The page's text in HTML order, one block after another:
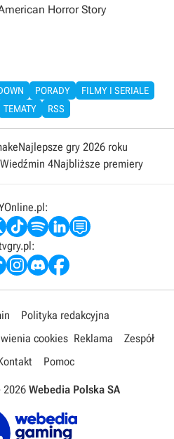
Horror Story
PORADY
FILMY I SERIALE
TEMATY RSS
Najlepsze gry 2026 roku
Wiedźmin 4Najbliższe premiery
Polityka redakcyjna
cookies Reklama
Zespół
Pomoc
2026 Webedia Polska SA